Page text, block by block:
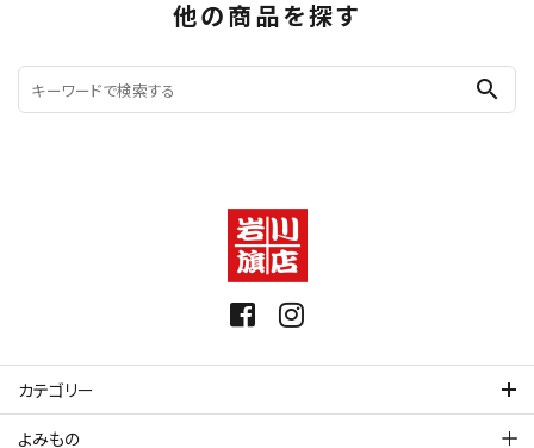
他の商品を探す
search
カテゴリー
よみもの